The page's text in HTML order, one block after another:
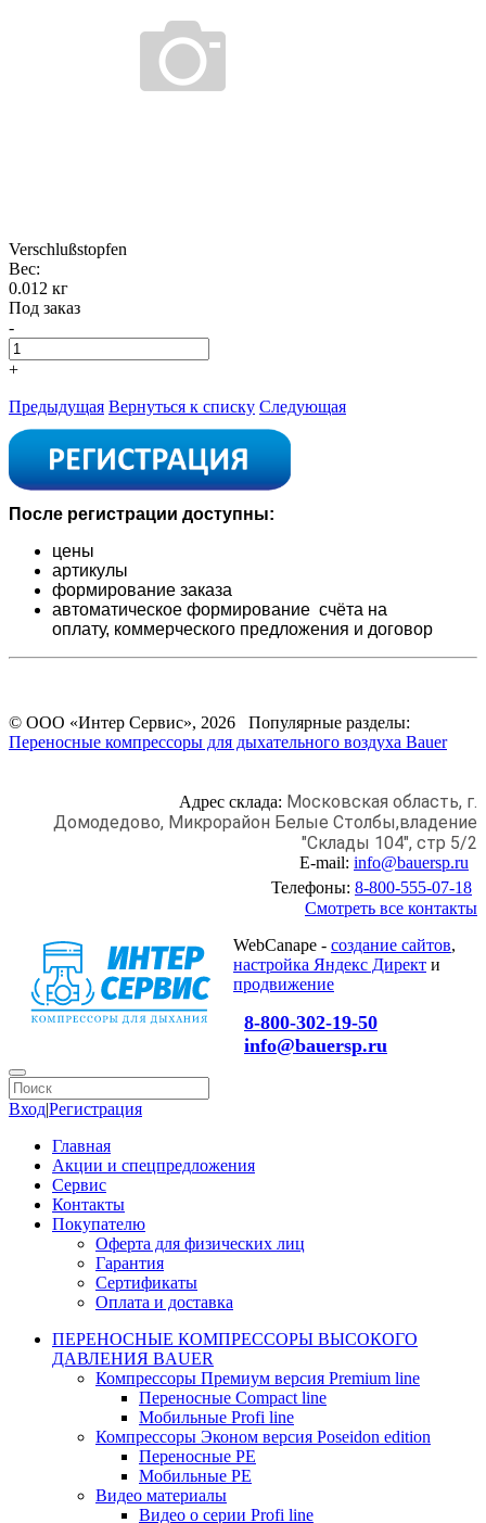
Verschlußstopfen
Вес:
0.012 кг
Под заказ
-
+
Предыдущая Вернуться к списку Следующая
После регистрации доступны:
цены
артикулы
формирование заказа
автоматическое формирование счёта на
оплату, коммерческого предложения и договор
© ООО «Интер Сервис», 2026 Популярные разделы:
Переносные компрессоры для дыхательного воздуха Bauer
Адрес склада: Московская область, г.
Домодедово, Микрорайон Белые Столбы,владение
"Склады 104", стр 5/2
E-mail: info@bauersp.ru
Телефоны: 8-800-555-07-18
Смотреть все контакты
WebCanape - создание сайтов,
настройка Яндекс Директ и
продвижение
8-800-302-19-50
info@bauersp.ru
Вход|Регистрация
Главная
Акции и спецпредложения
Сервис
Контакты
Покупателю
Оферта для физических лиц
Гарантия
Сертификаты
Оплата и доставка
ПЕРЕНОСНЫЕ КОМПРЕССОРЫ ВЫСОКОГО
ДАВЛЕНИЯ BAUER
Компрессоры Премиум версия Premium line
Переносные Compact line
Мобильные Profi line
Компрессоры Эконом версия Poseidon edition
Переносные PE
Мобильные PE
Видео материалы
Видео о серии Profi line